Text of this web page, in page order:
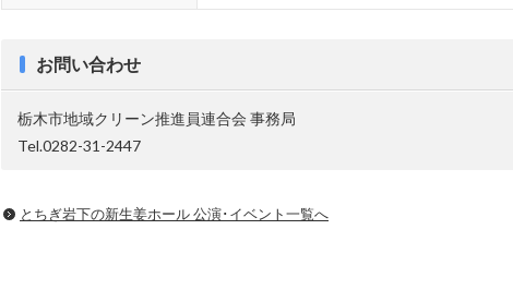
お問い合わせ
栃木市地域クリーン推進員連合会 事務局
Tel.0282-31-2447
とちぎ岩下の新⽣姜ホール 公演･イベント一覧へ